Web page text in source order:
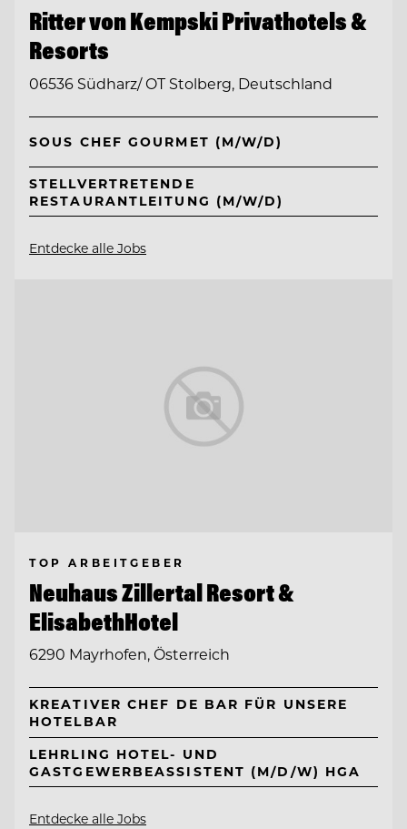
Ritter von Kempski Privathotels &
Resorts
06536 Südharz/ OT Stolberg, Deutschland
SOUS CHEF GOURMET (M/W/D)
STELLVERTRETENDE
RESTAURANTLEITUNG (M/W/D)
Entdecke alle Jobs
TOP ARBEITGEBER
Neuhaus Zillertal Resort &
ElisabethHotel
6290 Mayrhofen, Österreich
KREATIVER CHEF DE BAR FÜR UNSERE
HOTELBAR
LEHRLING HOTEL- UND
GASTGEWERBEASSISTENT (M/D/W) HGA
Entdecke alle Jobs